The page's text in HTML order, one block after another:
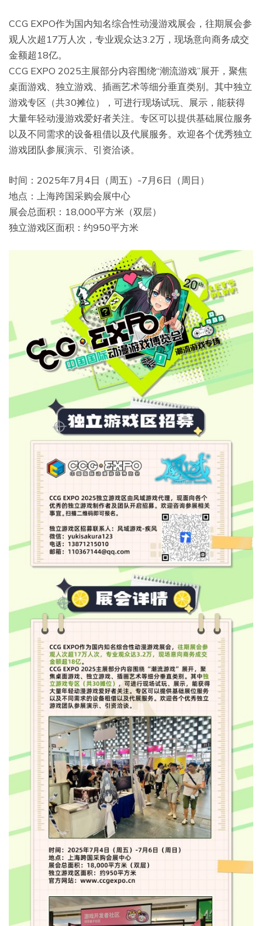
CCG EXPO作为国内知名综合性动漫游戏展会，往期展会参
观人次超17万人次，专业观众达3.2万，现场意向商务成交
金额超18亿。
CCG EXPO 2025主展部分内容围绕“潮流游戏”展开，聚焦
桌面游戏、独立游戏、插画艺术等细分垂直类别。其中独立
游戏专区（共30摊位），可进行现场试玩、展示，能获得
大量年轻动漫游戏爱好者关注。专区可以提供基础展位服务
以及不同需求的设备租借以及代展服务。欢迎各个优秀独立
游戏团队参展演示、引资洽谈。
时间：2025年7月4日（周五）-7月6日（周日）
地点：上海跨国采购会展中心
展会总面积：18,000平方米（双层）
独立游戏区面积：约950平方米